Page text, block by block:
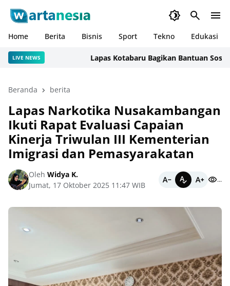
Home Berita Bisnis Sport Tekno Edukasi
LIVE NEWS Lapas Kotabaru Bagikan Bantuan Sosial
Beranda berita
Lapas Narkotika Nusakambangan
Ikuti Rapat Evaluasi Capaian
Kinerja Triwulan III Kementerian
Imigrasi dan Pemasyarakatan
Oleh Widya K.
Jumat, 17 Oktober 2025 11:47 WIB
...